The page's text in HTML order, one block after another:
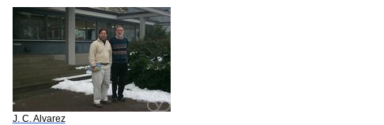
J. C. Alvarez